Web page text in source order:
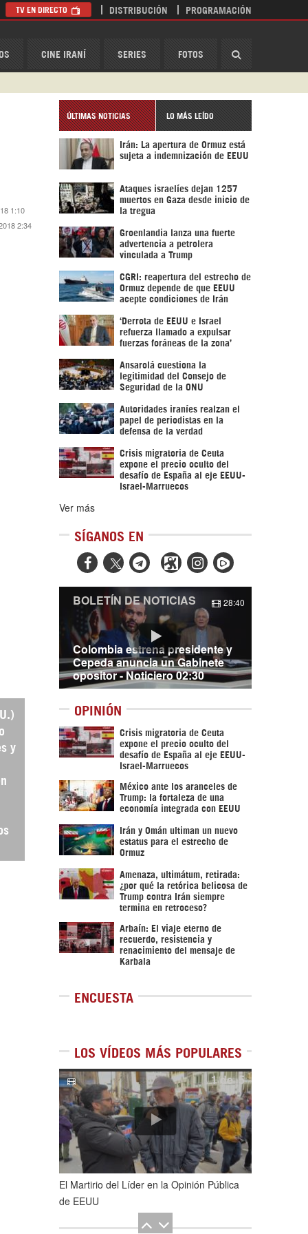
CINE IRANÍ SERIES FOTOS
TV EN DIRECTO DISTRIBUCIÓN PROGRAMACIÓN
1:10
2:34
y
ÚLTIMAS NOTICIAS LO MÁS LEÍDO
Irán: La apertura de Ormuz está
sujeta a indemnización de EEUU
Ataques israelíes dejan 1257
muertos en Gaza desde inicio de
la tregua
Groenlandia lanza una fuerte
advertencia a petrolera
vinculada a Trump
CGRI: reapertura del estrecho de
Ormuz depende de que EEUU
acepte condiciones de Irán
‘Derrota de EEUU e Israel
refuerza llamado a expulsar
fuerzas foráneas de la zona’
Ansarolá cuestiona la
legitimidad del Consejo de
Seguridad de la ONU
Autoridades iraníes realzan el
papel de periodistas en la
defensa de la verdad
Crisis migratoria de Ceuta
expone el precio oculto del
desafío de España al eje EEUU-
Israel-Marruecos
Ver más
SÍGANOS EN
  
Colombia estrena presidente y
Cepeda anuncia un Gabinete
opositor - Noticiero 02:30
BOLETÍN DE NOTICIAS 28:40
OPINIÓN
Crisis migratoria de Ceuta
expone el precio oculto del
desafío de España al eje EEUU-
Israel-Marruecos
México ante los aranceles de
Trump: la fortaleza de una
economía integrada con EEUU
Irán y Omán ultiman un nuevo
estatus para el estrecho de
Ormuz
Amenaza, ultimátum, retirada:
¿por qué la retórica belicosa de
Trump contra Irán siempre
termina en retroceso?
Arbaín: El viaje eterno de
recuerdo, resistencia y
renacimiento del mensaje de
Karbala
ENCUESTA
LOS VÍDEOS MÁS POPULARES
1de5
El Martirio del Líder en la Opinión Pública
de EEUU